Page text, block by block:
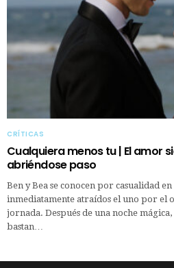
CRÍTICAS
Cualquiera menos tu | El amor
abriéndose paso
Ben y Bea se conocen por casualidad
inmediatamente atraídos el uno por el
jornada. Después de una noche
bastan…